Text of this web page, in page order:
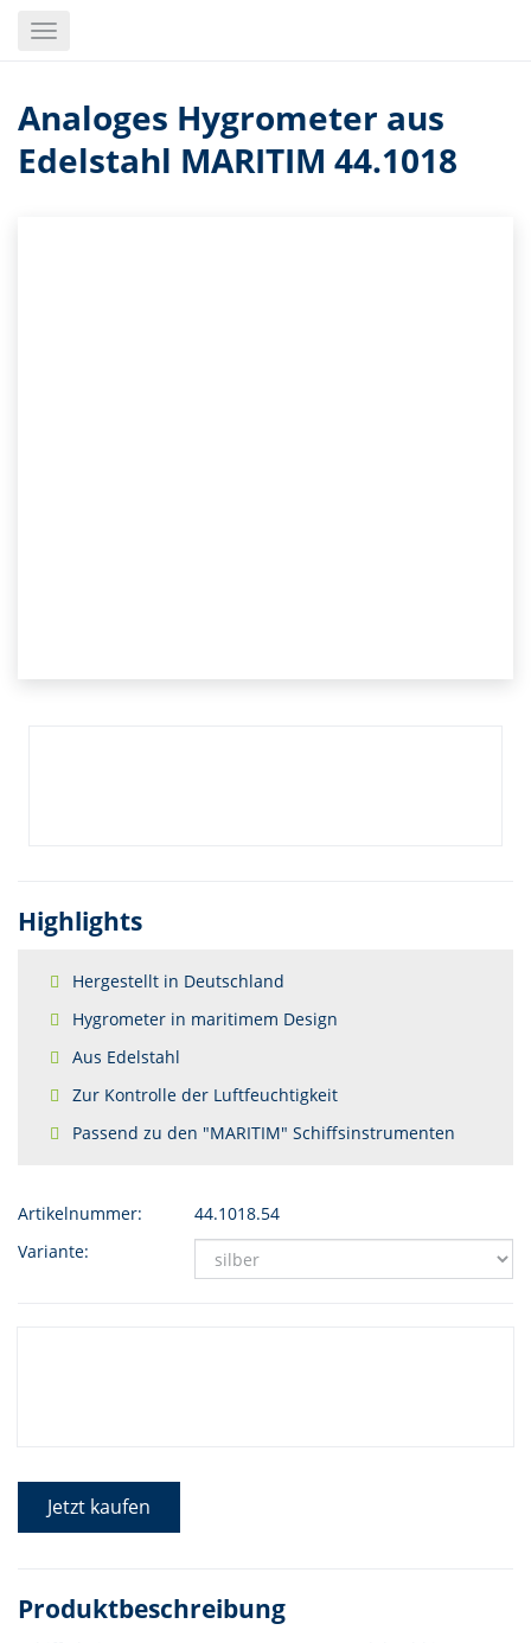
Toggle
Analoges Hygrometer aus
Edelstahl MARITIM 44.1018
Highlights
Hergestellt in Deutschland
Hygrometer in maritimem Design
Aus Edelstahl
Zur Kontrolle der Luftfeuchtigkeit
Passend zu den "MARITIM" Schiffsinstrumenten
Artikelnummer:
44.1018.54
Variante:
Jetzt kaufen
Produktbeschreibung